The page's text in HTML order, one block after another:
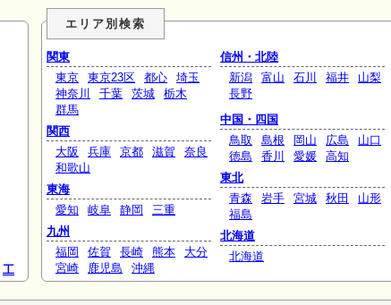
工
エリア別検索
関東
東京
東京23区 都心
埼玉
神奈川
千葉 茨城
栃木
群馬
関西
大阪
兵庫 京都 滋賀
奈良
和歌山
東海
愛知
岐阜 静岡
三重
九州
福岡
佐賀 長崎 熊本
大分
宮崎
鹿児島 沖縄
信州・北陸
新潟
富山 石川 福井
山梨
長野
中国・四国
鳥取
島根 岡山 広島
山口
徳島
香川 愛媛
高知
東北
青森
岩手 宮城 秋田
山形
福島
北海道
北海道